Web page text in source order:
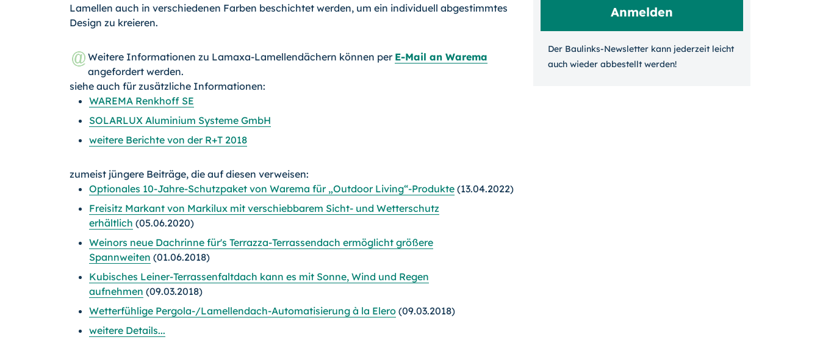
Lamellen auch in verschiedenen Farben beschichtet werden, um ein individuell abgestimmtes
Design zu kreieren.
Weitere Informationen zu Lamaxa-Lamellendächern können per E-Mail an Warema
angefordert werden.
siehe auch für zusätzliche Informationen:
WAREMA Renkhoff SE
SOLARLUX Aluminium Systeme GmbH
weitere Berichte von der R+T 2018
zumeist jüngere Beiträge, die auf diesen verweisen:
Optionales 10-Jahre-Schutzpaket von Warema für „Outdoor Living“-Produkte (13.04.2022)
Freisitz Markant von Markilux mit verschiebbarem Sicht- und Wetterschutz
erhältlich (05.06.2020)
Weinors neue Dachrinne für's Terrazza-Terrassendach ermöglicht größere
Spannweiten (01.06.2018)
Kubisches Leiner-Terrassenfaltdach kann es mit Sonne, Wind und Regen
aufnehmen (09.03.2018)
Wetterfühlige Pergola-/Lamellendach-Auto­ma­ti­sierung à la Elero (09.03.2018)
weitere Details...
Der Baulinks-Newsletter kann jeder­zeit leicht
auch wieder ab­bestellt werden!